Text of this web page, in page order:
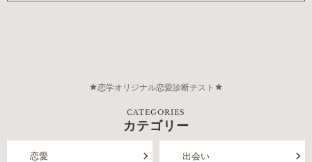
恋学オリジナル恋愛診断テスト
CATEGORIES
カテゴリー
恋愛 出会い